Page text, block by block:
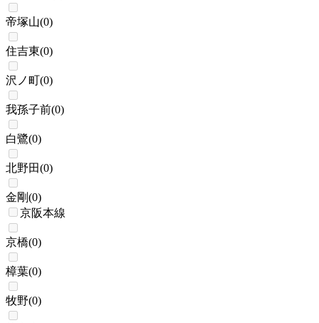
帝塚山(0)
住吉東(0)
沢ノ町(0)
我孫子前(0)
白鷺(0)
北野田(0)
金剛(0)
京阪本線
京橋(0)
樟葉(0)
牧野(0)